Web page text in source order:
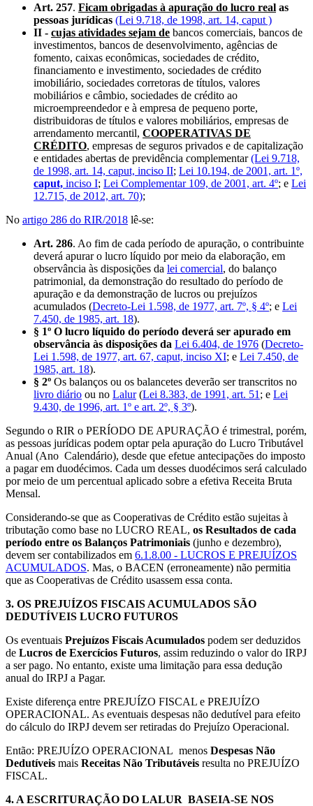
Art. 257. Ficam obrigadas à apuração do lucro real as
pessoas jurídicas (Lei 9.718, de 1998, art. 14, caput )
II - cujas atividades sejam de bancos comerciais, bancos de
investimentos, bancos de desenvolvimento, agências de
fomento, caixas econômicas, sociedades de crédito,
financiamento e investimento, sociedades de crédito
imobiliário, sociedades corretoras de títulos, valores
mobiliários e câmbio, sociedades de crédito ao
microempreendedor e à empresa de pequeno porte,
distribuidoras de títulos e valores mobiliários, empresas de
arrendamento mercantil, COOPERATIVAS DE
CRÉDITO, empresas de seguros privados e de capitalização
e entidades abertas de previdência complementar(Lei 9.718,
de 1998, art. 14, caput, inciso II; Lei 10.194, de 2001, art. 1º,
caput, inciso I; Lei Complementar 109, de 2001, art. 4º; e Lei
12.715, de 2012, art. 70);
No artigo 286 do RIR/2018 lê-se:
Art. 286. Ao fim de cada período de apuração, o contribuinte
deverá apurar o lucro líquido por meio da elaboração, em
observância às disposições da lei comercial, do balanço
patrimonial, da demonstração do resultado do período de
apuração e da demonstração de lucros ou prejuízos
acumulados (Decreto-Lei 1.598, de 1977, art. 7º, § 4º; e Lei
7.450, de 1985, art. 18).
§ 1º O lucro líquido do período deverá ser apurado em
observância às disposições da Lei 6.404, de 1976 (Decreto-
Lei 1.598, de 1977, art. 67, caput, inciso XI; e Lei 7.450, de
1985, art. 18).
§ 2º Os balanços ou os balancetes deverão ser transcritos no
livro diário ou no Lalur(Lei 8.383, de 1991, art. 51 ; e Lei
9.430, de 1996, art. 1º e art. 2º, § 3º).
Segundo o RIR o PERÍODO DE APURAÇÃO é trimestral, porém,
as pessoas jurídicas podem optar pela apuração do Lucro Tributável
Anual (Ano Calendário), desde que efetue antecipações do imposto
a pagar em duodécimos. Cada um desses duodécimos será calculado
por meio de um percentual aplicado sobre a efetiva Receita Bruta
Mensal.
Considerando-se que as Cooperativas de Crédito estão sujeitas à
tributação como base no LUCRO REAL, os Resultados de cada
período entre os Balanços Patrimoniais (junho e dezembro),
devem ser contabilizados em 6.1.8.00 - LUCROS E PREJUÍZOS
ACUMULADOS. Mas, o BACEN (erroneamente) não permitia
que as Cooperativas de Crédito usassem essa conta.
3. OS PREJUÍZOS FISCAIS ACUMULADOS SÃO
DEDUTÍVEIS LUCRO FUTUROS
Os eventuais Prejuízos Fiscais Acumulados podem ser deduzidos
de Lucros de Exercícios Futuros, assim reduzindo o valor do IRPJ
a ser pago. No entanto, existe uma limitação para essa dedução
anual do IRPJ a Pagar.
Existe diferença entre PREJUÍZO FISCAL e PREJUÍZO
OPERACIONAL. As eventuais despesas não dedutível para efeito
do cálculo do IRPJ devem ser retiradas do Prejuízo Operacional.
Então: PREJUÍZO OPERACIONAL menos Despesas Não
Dedutíveis mais Receitas Não Tributáveis resulta no PREJUÍZO
FISCAL.
4. A ESCRITURAÇÃO DO LALUR BASEIA-SE NOS